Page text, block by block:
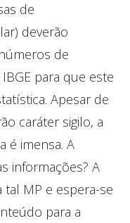
de
deverão
de
para que este
Apesar de
caráter sigilo, a
é imensa. A
informações? A
tal MP e espera-se
para a